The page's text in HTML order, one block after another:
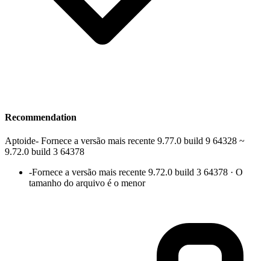
Recommendation
Aptoide- Fornece a versão mais recente 9.77.0 build 9 64328 ~
9.72.0 build 3 64378
-Fornece a versão mais recente 9.72.0 build 3 64378 · O
tamanho do arquivo é o menor